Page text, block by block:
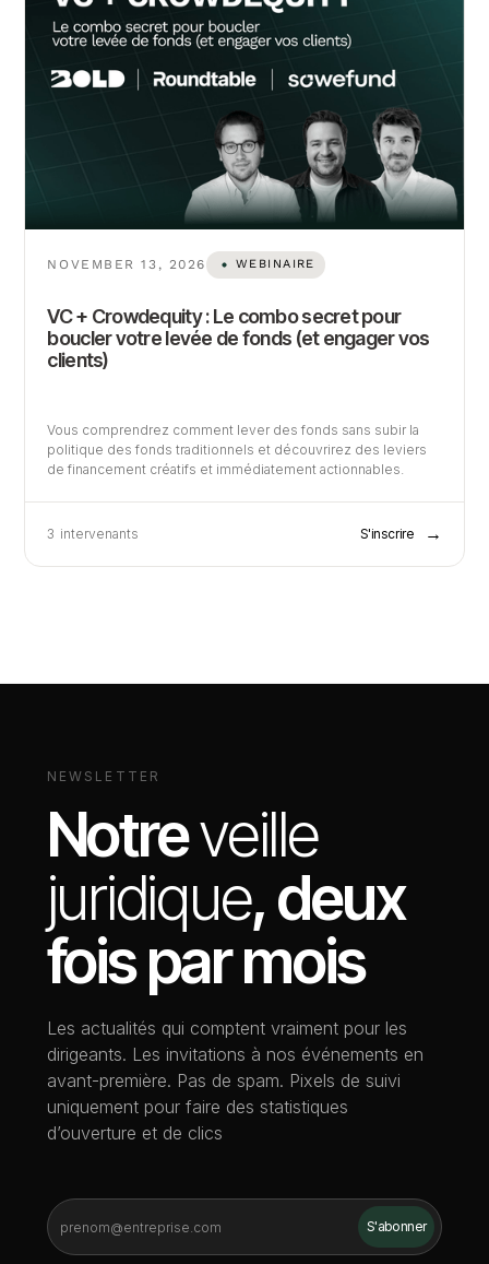
NOVEMBER 13, 2026 WEBINAIRE
VC + Crowdequity : Le combo secret pour
boucler votre levée de fonds (et engager vos
clients)
Vous comprendrez comment lever des fonds sans subir la
politique des fonds traditionnels et découvrirez des leviers
de financement créatifs et immédiatement actionnables.
3 intervenants S'inscrire →
NEWSLETTER
Notreveille
juridique, deux
fois par mois
Les actualités qui comptent vraiment pour les
dirigeants. Les invitations à nos événements en
avant-première. Pas de spam. Pixels de suivi
uniquement pour faire des statistiques
d’ouverture et de clics